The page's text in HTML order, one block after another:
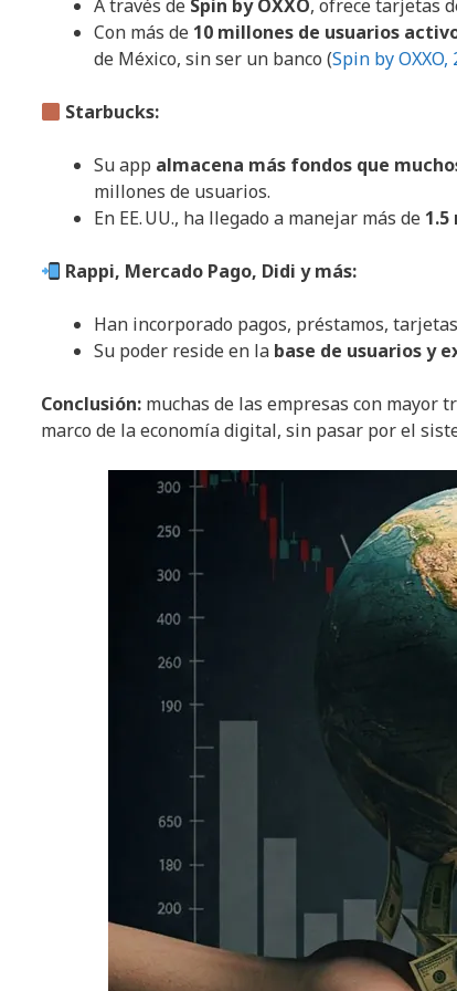
A través de Spin by OXXO, ofrece tarjetas
Con más de 10 millones de usuarios
de México, sin ser un banco (Spin by OXXO,
Starbucks:
Su app almacena más fondos que
millones de usuarios.
En EE. UU., ha llegado a manejar más de
Rappi, Mercado Pago, Didi y más:
Han incorporado pagos, préstamos,
Su poder reside en la base de usuarios y
Conclusión: muchas de las empresas con mayor
marco de la economía digital, sin pasar por el